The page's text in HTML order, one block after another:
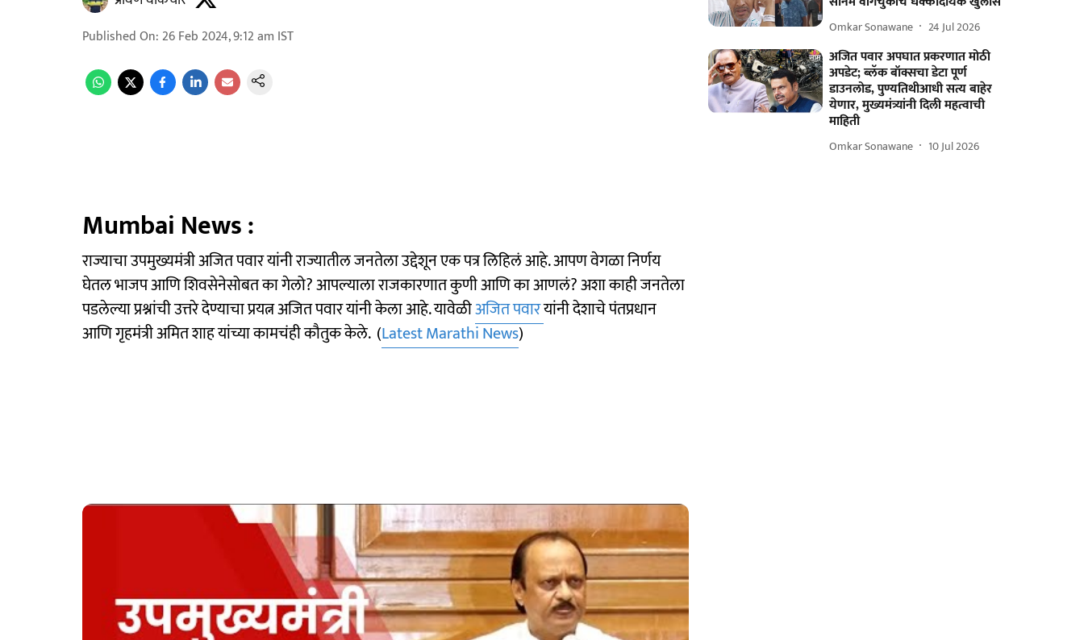
Published On: 26 Feb 2024, 9:12 am IST
Mumbai News :
राज्याचा उपमुख्यमंत्री अजित पवार यांनी राज्यातील जनतेला उद्देशून एक पत्र लिहिलं आहे. आपण वेगळा निर्णय
घेतल भाजप आणि शिवसेनेसोबत का गेलो? आपल्याला राजकारणात कुणी आणि का आणलं? अशा काही जनतेला
पडलेल्या प्रश्नांची उत्तरे देण्याचा प्रयत्न अजित पवार यांनी केला आहे. यावेळीअजित पवारयांनी देशाचे पंतप्रधान
आणि गृहमंत्री अमित शाह यांच्या कामचंही कौतुक केले. (Latest Marathi News)
Omkar Sonawane 24 Jul 2026
अजित पवार अपघात प्रकरणात मोठी
अपडेट; ब्लॅक बॉक्सचा डेटा पूर्ण
डाउनलोड, पुण्यतिथीआधी सत्य बाहेर
येणार, मुख्यमंत्र्यांनी दिली महत्वाची
माहिती
Omkar Sonawane 10 Jul 2026